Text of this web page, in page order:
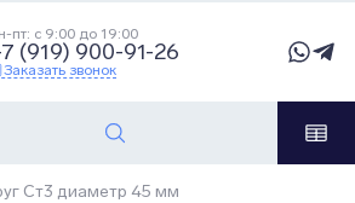
пт: с 9:00 до 19:00
(919) 900-91-26
Заказать звонок
Ст3 диаметр 45 мм